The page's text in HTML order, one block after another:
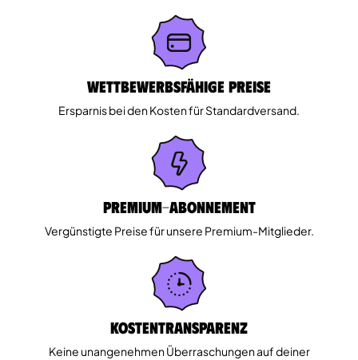
Wettbewerbsfähige Preise
Ersparnis bei den Kosten für Standardversand.
Premium-Abonnement
Vergünstigte Preise für unsere Premium-Mitglieder.
Kostentransparenz
Keine unangenehmen Überraschungen auf deiner